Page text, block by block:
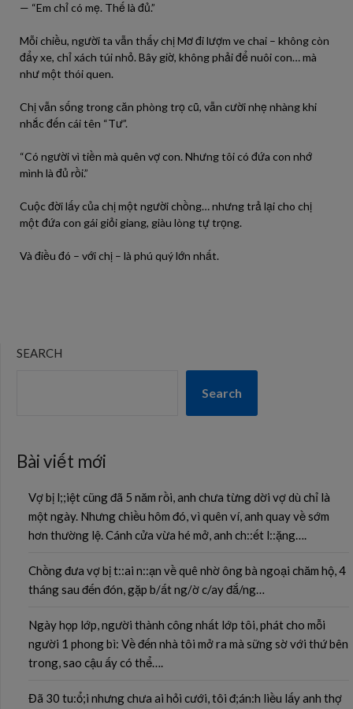
— “Em chỉ có mẹ. Thế là đủ.”
Mỗi chiều, người ta vẫn thấy chị Mơ đi lượm ve chai – không còn
đẩy xe, chỉ xách túi nhỏ. Bây giờ, không phải để nuôi con… mà
như một thói quen.
Chị vẫn sống trong căn phòng trọ cũ, vẫn cười nhẹ nhàng khi
nhắc đến cái tên “Tư”.
“Có người vì tiền mà quên vợ con. Nhưng tôi có đứa con nhớ
mình là đủ rồi.”
Cuộc đời lấy của chị một người chồng… nhưng trả lại cho chị
một đứa con gái giỏi giang, giàu lòng tự trọng.
Và điều đó – với chị – là phú quý lớn nhất.
SEARCH
Search
Bài viết mới
Vợ bị l;;iệt cũng đã 5 năm rồi, anh chưa từng dời vợ dù chỉ là
một ngày. Nhưng chiều hôm đó, vì quên ví, anh quay về sớm
hơn thường lệ. Cánh cửa vừa hé mở, anh ch::ết l::ặng….
Chồng đưa vợ bị t::ai n::ạn về quê nhờ ông bà ngoại chăm hộ, 4
tháng sau đến đón, gặp b/ất ng/ờ c/ay đắ/ng…
Ngày họp lớp, người thành công nhất lớp tôi, phát cho mỗi
người 1 phong bì: Về đến nhà tôi mở ra mà sững sờ với thứ bên
trong, sao cậu ấy có thể….
Đã 30 tu:ổ;i nhưng chưa ai hỏi cưới, tôi đ;án:h liều lấy anh thợ